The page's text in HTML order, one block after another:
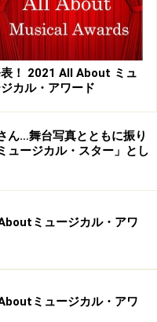
り大人っぽいイメージ
実際にはとってもスト
るかなと思うけどまっ
っすぐに向き合ってい
・ビショッフさんの意
芝居をしようとすると
ニーはまっすぐな女の
ました。（演技指導を
プル・イズ・ベストと
作業が一番難しいんだ
てどうしても発信する
ちが「一生懸命聞く」
！ 2021 All About ミュ
カル・アワード
ん…舞台写真とともに振り
ュージカル・スター」とし
ミュージカル・アワ
ミュージカル・アワ